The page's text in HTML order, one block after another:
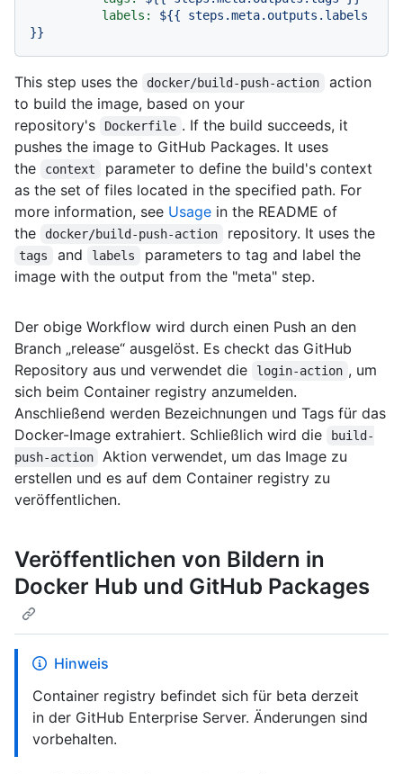
labels:
${{
steps.meta.outputs.labels
}}
This step uses the docker/build-push-action
action
to build the image, based on your
repository's
Dockerfile . If the build succeeds, it
pushes the image to GitHub Packages. It uses
the
context
parameter to define the build's context
as the set of files located in the specified path. For
more information, see Usage in the README of
the
docker/build-push-action repository. It uses the
tags and labels
parameters to tag and label the
image with the output from the "meta" step.
Der obige Workflow wird durch einen Push an den
Branch „release“ ausgelöst. Es checkt das GitHub
Repository aus und verwendet die
login-action , um
sich beim Container registry anzumelden.
Anschließend werden Bezeichnungen und Tags für das
Docker-Image extrahiert. Schließlich wird die
build-
push-action
Aktion verwendet, um das Image zu
erstellen und es auf dem Container registry zu
veröffentlichen.
Veröffentlichen von Bildern in
Docker Hub und GitHub Packages
Hinweis
Container registry befindet sich für beta derzeit
in der GitHub Enterprise Server. Änderungen sind
vorbehalten.